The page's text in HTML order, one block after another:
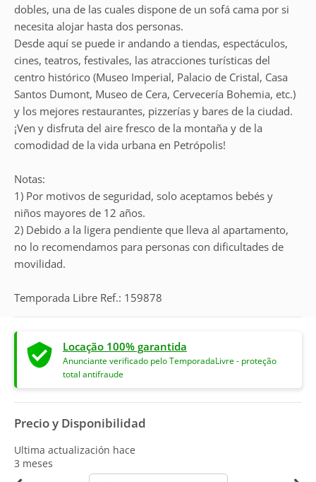
dobles, una de las cuales dispone de un sofá cama por si
necesita alojar hasta dos personas.
Desde aquí se puede ir andando a tiendas, espectáculos,
cines, teatros, festivales, las atracciones turísticas del
centro histórico (Museo Imperial, Palacio de Cristal, Casa
Santos Dumont, Museo de Cera, Cervecería Bohemia, etc.)
y los mejores restaurantes, pizzerías y bares de la ciudad.
¡Ven y disfruta del aire fresco de la montaña y de la
comodidad de la vida urbana en Petrópolis!
Notas:
1) Por motivos de seguridad, solo aceptamos bebés y
niños mayores de 12 años.
2) Debido a la ligera pendiente que lleva al apartamento,
no lo recomendamos para personas con dificultades de
movilidad.
Temporada Libre Ref.: 159878
Locação 100% garantida
Anunciante verificado pelo TemporadaLivre - proteção
total antifraude
Precio y Disponibilidad
Ultima actualización hace
3 meses